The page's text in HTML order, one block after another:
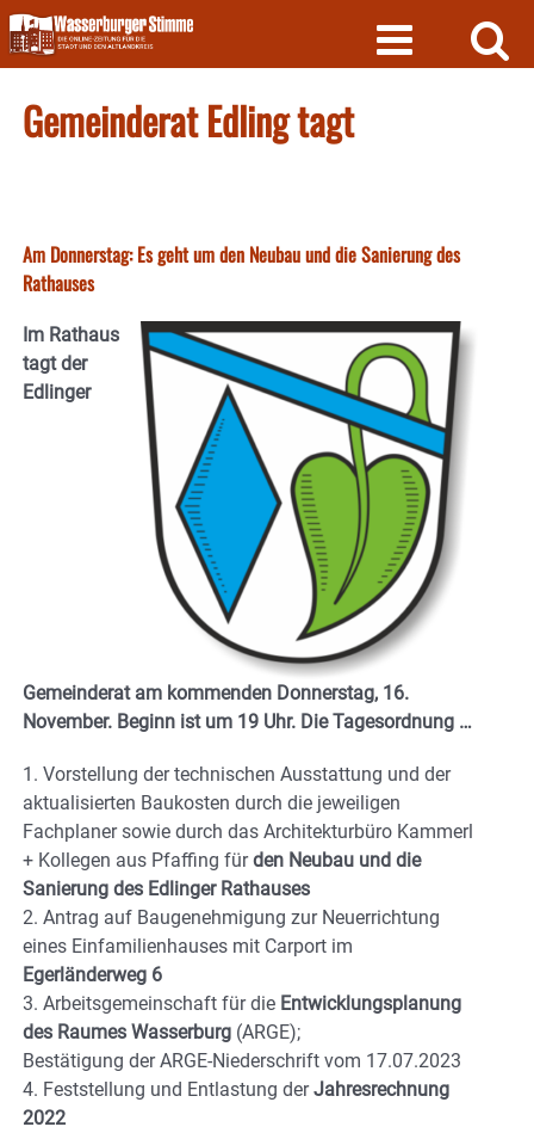
Skip
to
content
Gemeinderat Edling tagt
Am Donnerstag: Es geht um den Neubau und die Sanierung des
Rathauses
Im Rathaus
tagt der
Edlinger
Gemeinderat am kommenden Donnerstag, 16.
November. Beginn ist um 19 Uhr. Die Tagesordnung …
1. Vorstellung der technischen Ausstattung und der
aktualisierten Baukosten durch die jeweiligen
Fachplaner sowie durch das Architekturbüro Kammerl
+ Kollegen aus Pfaffing fürden Neubau und die
Sanierung des Edlinger Rathauses
2. Antrag auf Baugenehmigung zur Neuerrichtung
eines Einfamilienhauses mit Carport im
Egerländerweg 6
3. Arbeitsgemeinschaft für die Entwicklungsplanung
des Raumes Wasserburg (ARGE);
Bestätigung der ARGE-Niederschrift vom 17.07.2023
4. Feststellung und Entlastung derJahresrechnung
2022